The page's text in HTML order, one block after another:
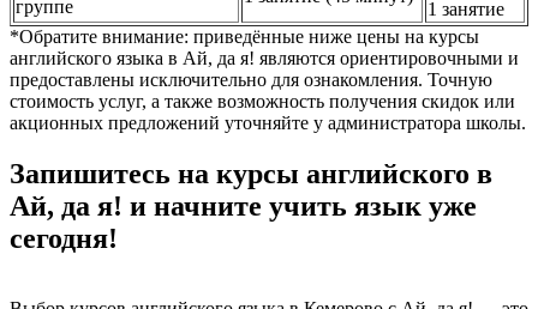
группе
1 занятие
*Обратите внимание: приведённые ниже цены на курсы
английского языка в Ай, да я! являются ориентировочными и
предоставлены исключительно для ознакомления. Точную
стоимость услуг, а также возможность получения скидок или
акционных предложений уточняйте у администратора школы.
Запишитесь на курсы английского в
Ай, да я! и начните учить язык уже
сегодня!